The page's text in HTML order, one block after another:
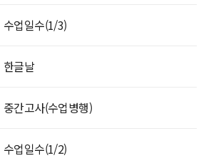
수업일수(1/3)
한글날
중간고사(수업병행)
수업일수(1/2)